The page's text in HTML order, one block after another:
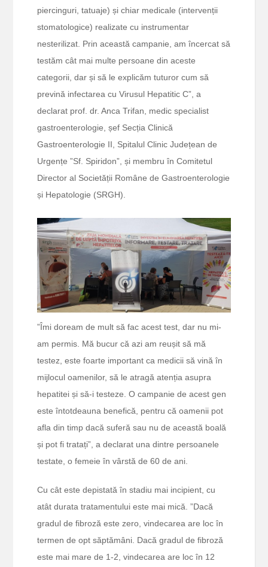
piercinguri, tatuaje) și chiar medicale (intervenții
stomatologice) realizate cu instrumentar
nesterilizat. Prin această campanie, am încercat să
testăm cât mai multe persoane din aceste
categorii, dar și să le explicăm tuturor cum să
prevină infectarea cu Virusul Hepatitic C”, a
declarat prof. dr. Anca Trifan, medic specialist
gastroenterologie, șef Secția Clinică
Gastroenterologie II, Spitalul Clinic Județean de
Urgențe ”Sf. Spiridon”, și membru în Comitetul
Director al Societății Române de Gastroenterologie
și Hepatologie (SRGH).
”Îmi doream de mult să fac acest test, dar nu mi-
am permis. Mă bucur că azi am reușit să mă
testez, este foarte important ca medicii să vină în
mijlocul oamenilor, să le atragă atenția asupra
hepatitei și să-i testeze. O campanie de acest gen
este întotdeauna benefică, pentru că oamenii pot
afla din timp dacă suferă sau nu de această boală
și pot fi tratați”, a declarat una dintre persoanele
testate, o femeie în vârstă de 60 de ani.
Cu cât este depistată în stadiu mai incipient, cu
atât durata tratamentului este mai mică. ”Dacă
gradul de fibroză este zero, vindecarea are loc în
termen de opt săptămâni. Dacă gradul de fibroză
este mai mare de 1-2, vindecarea are loc în 12